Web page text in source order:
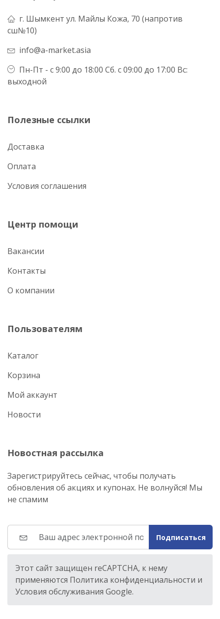
г. Шымкент ул. Майлы Кожа, 70 (напротив
сш№10)
info@a-market.asia
Пн-Пт - с 9:00 до 18:00 Сб. с 09:00 до 17:00 Вс:
выходной
Полезные ссылки
Доставка
Оплата
Условия соглашения
Центр помощи
Вакансии
Контакты
О компании
Пользователям
Каталог
Корзина
Мой аккаунт
Новости
Новостная рассылка
Зарегистрируйтесь сейчас, чтобы получать
обновления об акциях и купонах. Не волнуйся! Мы
не спамим
Подписаться
Этот сайт защищен reCAPTCHA, к нему
применяются Политика конфиденциальности и
Условия обслуживания Google.